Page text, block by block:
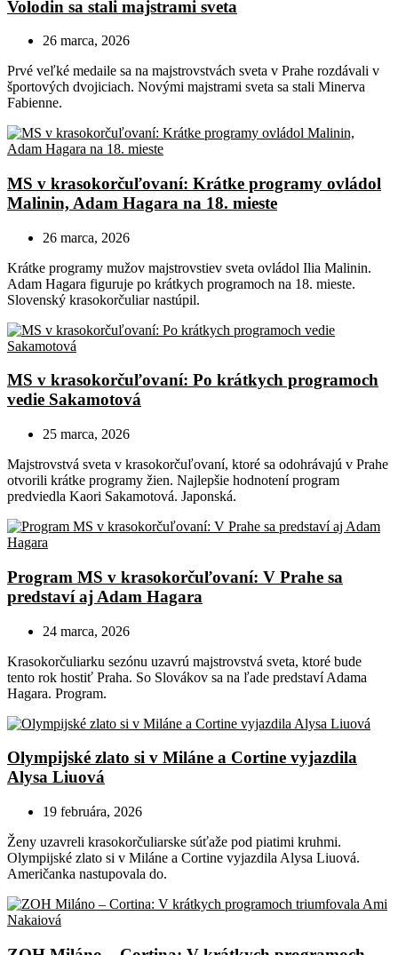
Volodin sa stali majstrami sveta
26 marca, 2026
Prvé veľké medaile sa na majstrovstvách sveta v Prahe rozdávali v
športových dvojiciach. Novými majstrami sveta sa stali Minerva
Fabienne.
MS v krasokorčuľovaní: Krátke programy ovládol
Malinin, Adam Hagara na 18. mieste
26 marca, 2026
Krátke programy mužov majstrovstiev sveta ovládol Ilia Malinin.
Adam Hagara figuruje po krátkych programoch na 18. mieste.
Slovenský krasokorčuliar nastúpil.
MS v krasokorčuľovaní: Po krátkych programoch
vedie Sakamotová
25 marca, 2026
Majstrovstvá sveta v krasokorčuľovaní, ktoré sa odohrávajú v Prahe
otvorili krátke programy žien. Najlepšie hodnotení program
predviedla Kaori Sakamotová. Japonská.
Program MS v krasokorčuľovaní: V Prahe sa
predstaví aj Adam Hagara
24 marca, 2026
Krasokorčuliarku sezónu uzavrú majstrovstvá sveta, ktoré bude
tento rok hostiť Praha. So Slovákov sa na ľade predstaví Adama
Hagara. Program.
Olympijské zlato si v Miláne a Cortine vyjazdila
Alysa Liuová
19 februára, 2026
Ženy uzavreli krasokorčuliarske súťaže pod piatimi kruhmi.
Olympijské zlato si v Miláne a Cortine vyjazdila Alysa Liuová.
Američanka nastupovala do.